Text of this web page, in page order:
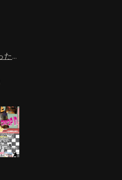
ちんげん – タマネギが雨色になったら